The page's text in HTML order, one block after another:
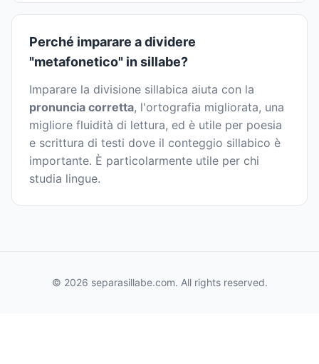
Perché imparare a dividere
"metafonetico" in sillabe?
Imparare la divisione sillabica aiuta con la
pronuncia corretta, l'ortografia migliorata, una
migliore fluidità di lettura, ed è utile per poesia
e scrittura di testi dove il conteggio sillabico è
importante. È particolarmente utile per chi
studia lingue.
© 2026 separasillabe.com. All rights reserved.